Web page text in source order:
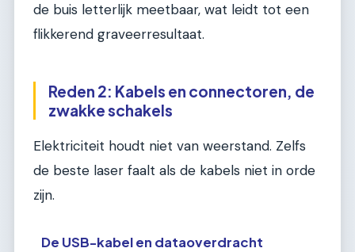
de buis letterlijk meetbaar, wat leidt tot een
flikkerend graveerresultaat.
Reden 2: Kabels en connectoren, de
zwakke schakels
Elektriciteit houdt niet van weerstand. Zelfs
de beste laser faalt als de kabels niet in orde
zijn.
De USB-kabel en dataoverdracht